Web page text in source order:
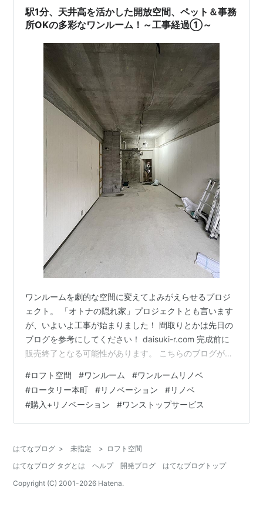
駅1分、天井高を活かした開放空間、ペット＆事務
所OKの多彩なワンルーム！～工事経過①～
ワンルームを劇的な空間に変えてよみがえらせるプロジ
ェクト。 「オトナの隠れ家」プロジェクトとも言います
が、いよいよ工事が始まりました！ 間取りとかは先日の
ブログを参考にしてください！ daisuki-r.com 完成前に
販売終了となる可能性があります。 こちらのブログが情
ェックをよろしくお願いいたします。 解体前の室内の様
子、26㎡なので広いとは言えませんし、この段階での天
井高は2.5メートル、一般的な分譲マンションよりは高い
ですが、これではロフト空間を取るのは難しそうに見え
見た目が変わって…
#ロフト空間 #ワンルーム #ワンルームリノベ
#ロータリー本町 #リノベーション #リノベ
#購入+リノベーション #ワンストップサービス
はてなブログ > 未指定 > ロフト空間
はてなブログ タグとは
ヘルプ 開発ブログ
はてなブログトップ
Copyright (C) 2001-2026 Hatena.